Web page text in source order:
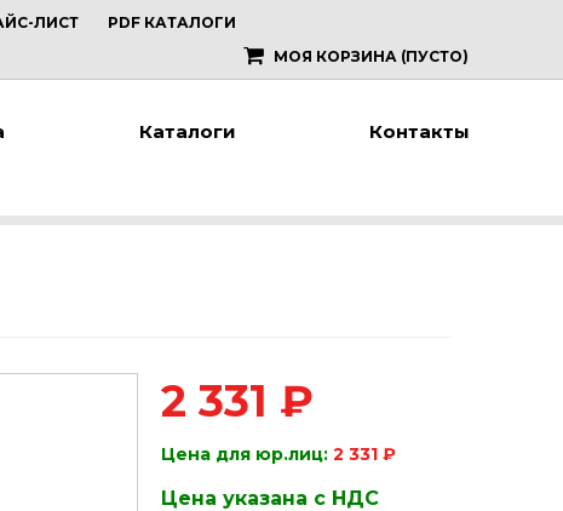
ЛИСТ
PDF КАТАЛОГИ
МОЯ КОРЗИНА (ПУСТО)
Каталоги Контакты
2 331 ₽
Цена для юр.лиц: 2 331 ₽
Цена указана с НДС